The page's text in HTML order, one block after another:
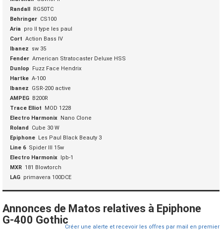
Randall RG50TC
Behringer CS100
Aria
pro II type les paul
Cort Action Bass IV
Ibanez
sw 35
Fender American Stratocaster Deluxe HSS
Dunlop
Fuzz Face Hendrix
Hartke A-100
Ibanez
GSR-200 active
AMPEG B200R
Trace Elliot
MOD 1228
Electro Harmonix Nano Clone
Roland
Cube 30 W
Epiphone Les Paul Black Beauty 3
Line 6 Spider III 15w
Electro Harmonix lpb-1
MXR 181 Blowtorch
LAG primavera 100DCE
Annonces de Matos relatives à Epiphone
G-400 Gothic
Créer une alerte et recevoir les offres par mail en premier